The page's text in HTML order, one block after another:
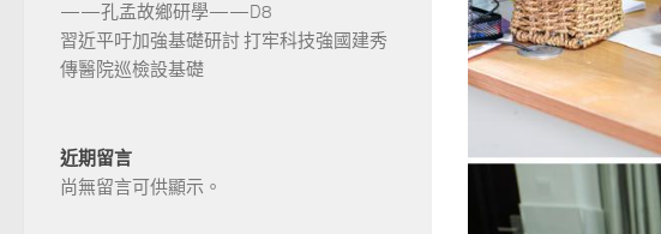
——孔孟故鄉研學——D8
習近平吁加強基礎研討 打牢科技強國建秀
傳醫院巡檢設基礎
近期留言
尚無留言可供顯示。